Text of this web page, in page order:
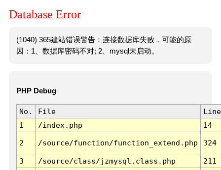
Database Error
(1040) 365建站错误警告：连接数据库失败，可能的原
因：1、数据库密码不对; 2、mysql未启动。
PHP Debug
No. File
Line
1
/index.php 14
2 /source/function/function_extend.php 324
3 /source/class/jzmysql.class.php
211